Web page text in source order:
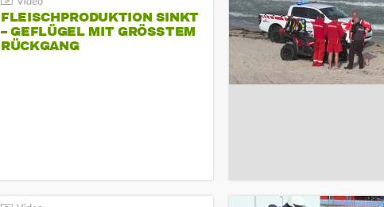
FLEISCHPRODUKTION SINKT
– GEFLÜGEL MIT GRÖSSTEM R
ÜCKGANG